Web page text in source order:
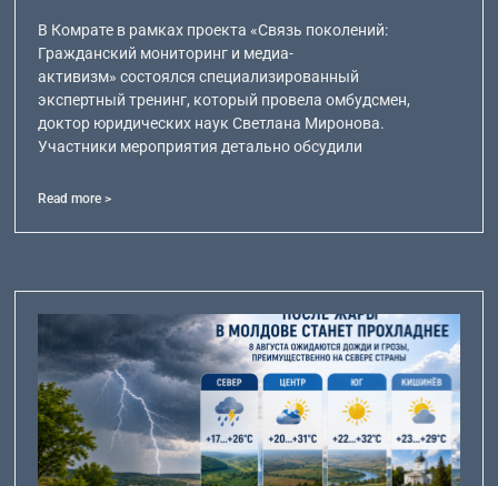
В Комрате в рамках проекта «Связь поколений:
Гражданский мониторинг и медиа-
активизм» состоялся специализированный
экспертный тренинг, который провела омбудсмен,
доктор юридических наук Светлана Миронова.
Участники мероприятия детально обсудили
Read more >